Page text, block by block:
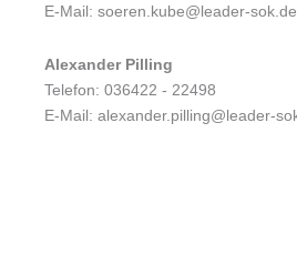
E-Mail: soeren.kube@leader-sok.de
Alexander Pilling
Telefon: 036422 - 22498
E-Mail: alexander.pilling@leader-